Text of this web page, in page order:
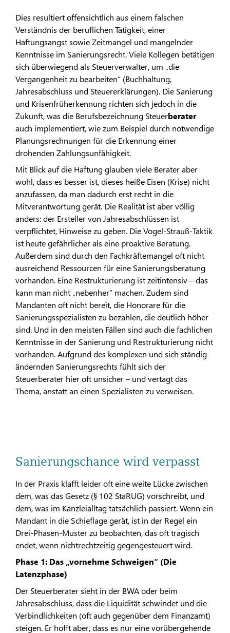
Dies resultiert offensichtlich aus einem falschen
Verständnis der beruflichen Tätigkeit, einer
Haftungsangst sowie Zeitmangel und mangelnder
Kenntnisse im Sanierungsrecht. Viele Kollegen betätigen
sich überwiegend als Steuerverwalter, um „die
Vergangenheit zu bearbeiten“ (Buchhaltung,
Jahresabschluss und Steuererklärungen). Die Sanierung
und Krisenfrüherkennung richten sich jedoch in die
Zukunft, was die Berufsbezeichnung Steuerberater
auch implementiert, wie zum Beispiel durch notwendige
Planungsrechnungen für die Erkennung einer
drohenden Zahlungsunfähigkeit.
Mit Blick auf die Haftung glauben viele Berater aber
wohl, dass es besser ist, dieses heiße Eisen (Krise) nicht
anzufassen, da man dadurch erst recht in die
Mitverantwortung gerät. Die Realität ist aber völlig
anders: der Ersteller von Jahresabschlüssen ist
verpflichtet, Hinweise zu geben. Die Vogel-Strauß-Taktik
ist heute gefährlicher als eine proaktive Beratung.
Außerdem sind durch den Fachkräftemangel oft nicht
ausreichend Ressourcen für eine Sanierungsberatung
vorhanden. Eine Restrukturierung ist zeitintensiv – das
kann man nicht „nebenher“ machen. Zudem sind
Mandanten oft nicht bereit, die Honorare für die
Sanierungsspezialisten zu bezahlen, die deutlich höher
sind. Und in den meisten Fällen sind auch die fachlichen
Kenntnisse in der Sanierung und Restrukturierung nicht
vorhanden. Aufgrund des komplexen und sich ständig
ändernden Sanierungsrechts fühlt sich der
Steuerberater hier oft unsicher – und vertagt das
Thema, anstatt an einen Spezialisten zu verweisen.
Sanierungschance wird verpasst
In der Praxis klafft leider oft eine weite Lücke zwischen
dem, was das Gesetz (§ 102 StaRUG) vorschreibt, und
dem, was im Kanzleialltag tatsächlich passiert. Wenn ein
Mandant in die Schieflage gerät, ist in der Regel ein
Drei-Phasen-Muster zu beobachten, das oft tragisch
endet, wenn nichtrechtzeitig gegengesteuert wird.
Phase 1: Das „vornehme Schweigen“ (Die
Latenzphase)
Der Steuerberater sieht in der BWA oder beim
Jahresabschluss, dass die Liquidität schwindet und die
Verbindlichkeiten (oft auch gegenüber dem Finanzamt)
steigen. Er hofft aber, dass es nur eine vorübergehende